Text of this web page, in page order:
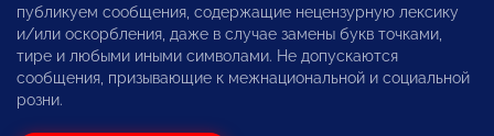
публикуем сообщения, содержащие нецензурную лексику
и/или оскорбления, даже в случае замены букв точками,
тире и любыми иными символами. Не допускаются
сообщения, призывающие к межнациональной и социальной
розни.